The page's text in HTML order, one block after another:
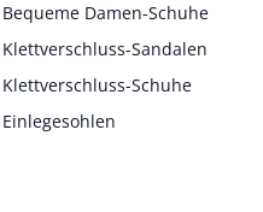
Bequeme Damen-Schuhe
Klettverschluss-Sandalen
Klettverschluss-Schuhe
Einlegesohlen